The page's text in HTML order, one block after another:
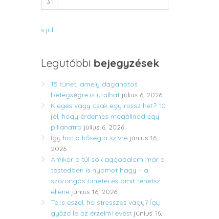
« júl
Legutóbbi bejegyzések
15 tünet, amely daganatos
betegségre is utalhat július 6, 2026
Kiégés vagy csak egy rossz hét? 10
jel, hogy érdemes megállnod egy
pillanatra július 6, 2026
Így hat a hőség a szívre június 16,
2026
Amikor a túl sok aggodalom már a
testedben is nyomot hagy – a
szorongás tünetei és amit tehetsz
ellene június 16, 2026
Te is eszel, ha stresszes vagy? Így
győzd le az érzelmi evést június 16,